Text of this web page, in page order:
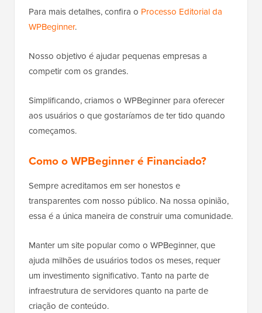
Para mais detalhes, confira o Processo Editorial da
WPBeginner.
Nosso objetivo é ajudar pequenas empresas a
competir com os grandes.
Simplificando, criamos o WPBeginner para oferecer
aos usuários o que gostaríamos de ter tido quando
começamos.
Como o WPBeginner é Financiado?
Sempre acreditamos em ser honestos e
transparentes com nosso público. Na nossa opinião,
essa é a única maneira de construir uma comunidade.
Manter um site popular como o WPBeginner, que
ajuda milhões de usuários todos os meses, requer
um investimento significativo. Tanto na parte de
infraestrutura de servidores quanto na parte de
criação de conteúdo.